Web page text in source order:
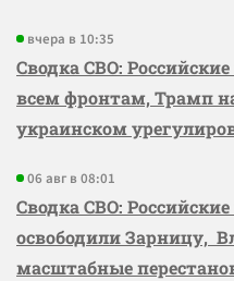
вчера в 10:35
Сводка СВО:
всем фронтам, Трамп
украинском
06 авг в 08:01
Сводка СВО:
освободили Зарницу,
масштабные